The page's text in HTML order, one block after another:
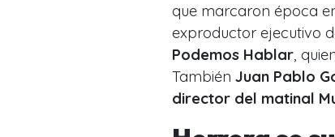
que marcaron época
exproductor ejecutivo
Podemos Hablar ,
También Juan Pablo
director del matinal